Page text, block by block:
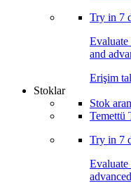
Try in 7
and
Erişim
Stoklar
Stok
Temettü
Try in 7